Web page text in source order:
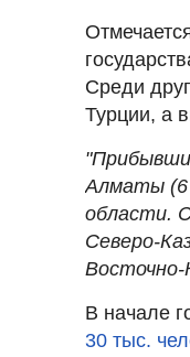
Среди
Турции, а
Алматы (6
области.
Северо-
Восточно-
В начале
30 тыс.